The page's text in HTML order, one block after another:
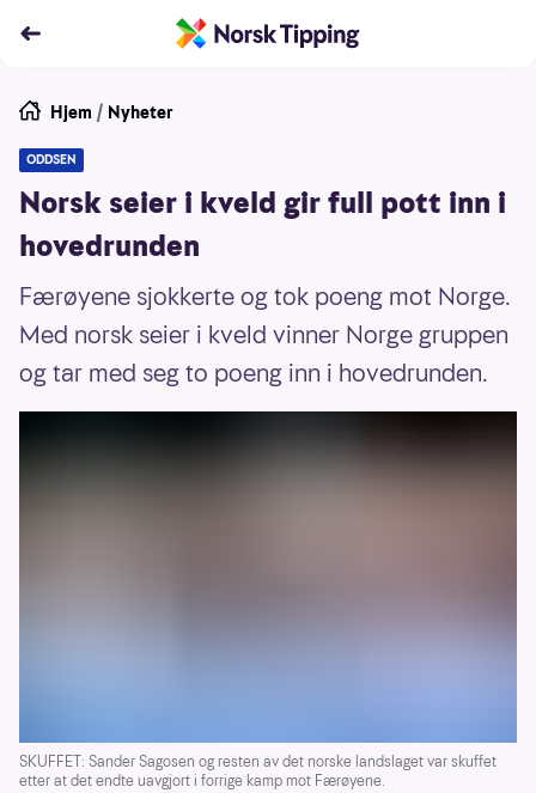
Hjem / Nyheter
ODDSEN
Norsk seier i kveld gir full pott inn i
hovedrunden
Færøyene sjokkerte og tok poeng mot Norge.
Med norsk seier i kveld vinner Norge gruppen
og tar med seg to poeng inn i hovedrunden.
SKUFFET: Sander Sagosen og resten av det norske landslaget var skuffet
etter at det endte uavgjort i forrige kamp mot Færøyene.